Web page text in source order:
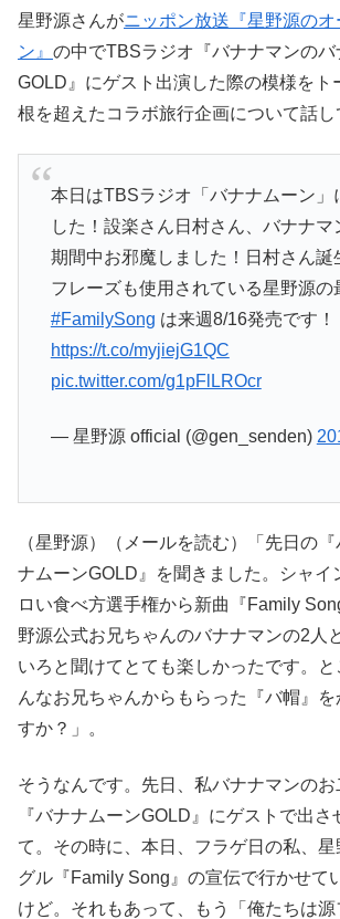
星野源さんがニッポン放送『星野源の
ン』 の中でTBSラジオ『バナナマンのバ
GOLD』にゲスト出演した際の模様をト
根を超えたコラボ旅行企画について話し
本日はTBSラジオ「バナナムーン」
した！設楽さん日村さん、バナナマ
期間中お邪魔しました！日村さん誕
フレーズも使用されている星野源の
#FamilySong は来週8/16発売です！
https://t.co/myjiejG1QC
pic.twitter.com/g1pFlLROcr
— 星野源 official (@gen_senden)
（星野源）（メールを読む）「先日の
ナムーンGOLD』を聞きました。シャイ
ロい食べ方選手権から新曲『Family
野源公式お兄ちゃんのバナナマンの2人
いろと聞けてとても楽しかったです。
んなお兄ちゃんからもらった『バ帽』
すか？」。
そうなんです。先日、私バナナマンのお
『バナナムーンGOLD』にゲストで出さ
て。その時に、本日、フラゲ日の私、
グル『Family Song』の宣伝で行かせて
けど。それもあって、もう「俺たちは源